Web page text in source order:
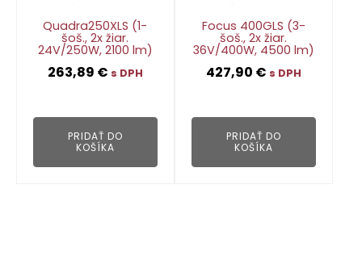
Quadra250XLS (1-
šoš., 2x žiar.
24V/250W, 2100 lm)
263,89 € s DPH
PRIDAŤ DO
KOŠÍKA
Focus 400GLS (3-
šoš., 2x žiar.
36V/400W, 4500 lm)
427,90 € s DPH
PRIDAŤ DO
KOŠÍKA